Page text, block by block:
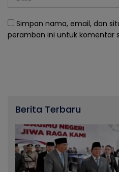
Simpan nama, email, dan
peramban ini untuk komentar
Berita Terbaru